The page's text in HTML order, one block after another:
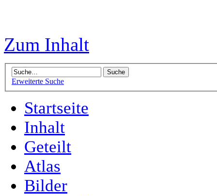
Zum Inhalt
Erweiterte Suche
Startseite
Inhalt
Geteilt
Atlas
Bilder